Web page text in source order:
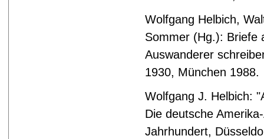
Wolfgang Helbich,
Sommer (Hg.): Briefe
Auswanderer
1930, München 1988.
Wolfgang J. Helbich:
Die deutsche
Jahrhundert,